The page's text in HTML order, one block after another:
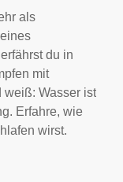
als
du in
mit
weiß: Wasser ist
Erfahre, wie
wirst.